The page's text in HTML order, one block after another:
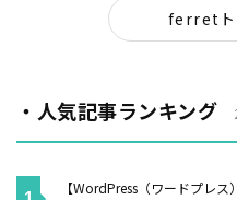
ferretト
・人気記事ランキング
【WordPress（ワードプレ